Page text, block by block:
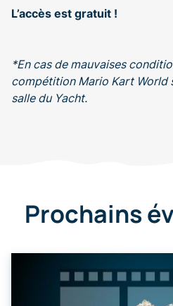
L’accès est gratuit !
*En cas de mauvaises
compétition Mario Kart World
salle du Yacht.
Prochains